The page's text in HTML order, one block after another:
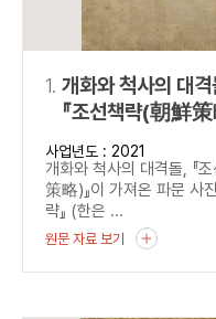
동시에 여러
1. 개화와 척사의 대격
『조선책략(朝鮮策
가져온 파문
사업년도 : 2021
개화와 척사의 대격돌, 『
策略)』이 가져온 파문 사
략』 (한은 ...
원문 자료 보기